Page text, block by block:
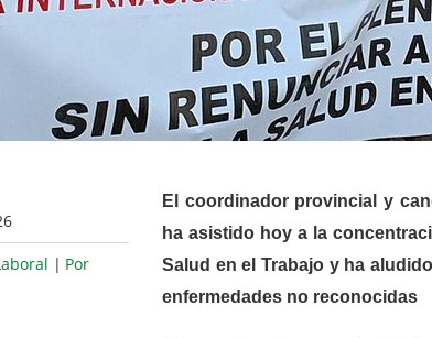
| Por
El coordinador provincial y
ha asistido hoy a la
Salud en el Trabajo y ha
enfermedades no reconocidas